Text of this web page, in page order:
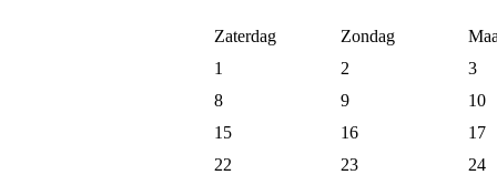
Zaterdag Zondag
1
2
3
8
9
10
15
16
17
22
23
24